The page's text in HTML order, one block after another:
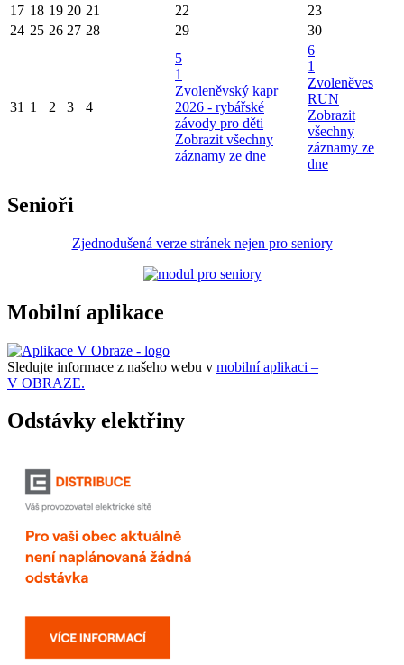
17 18 19 20 21 22
23
24 25 26 27 28 29 30
31 1 2 3 4
5
1
Zvoleněvský kapr
2026 - rybářské
závody pro děti
Zobrazit všechny
záznamy ze dne
6
1
Zvoleněves
RUN
Zobrazit
všechny
záznamy ze
dne
Senioři
Zjednodušená verze stránek nejen pro seniory
Mobilní aplikace
Sledujte informace z našeho webu v mobilní aplikaci –
V OBRAZE.
Odstávky elektřiny